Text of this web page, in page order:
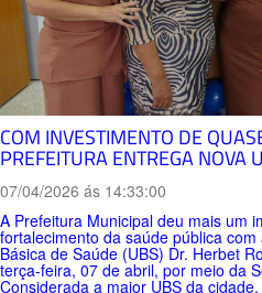
COM INVESTIMENTO DE
PREFEITURA ENTREGA NOVA
07/04/2026 ás 14:33:00
A Prefeitura Municipal deu mais um
fortalecimento da saúde pública
Básica de Saúde (UBS) Dr. Herbet
terça-feira, 07 de abril, por meio da
Considerada a maior UBS da